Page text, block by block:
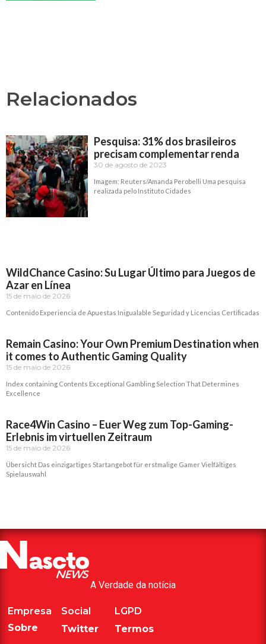
Relacionados
Pesquisa: 31% dos brasileiros
precisam complementar renda
30 de agosto de 2023
Imagem: Reuters/Amanda Perobelli Uma pesquisa
realizada pelo Instituto Cidades
WildChance Casino: Su Lugar Último para Juegos de
Azar en Línea
15 de maio de 2026
Contenido Experiencia de Apuestas Inigualable Seguridad y Licencias Certificadas
Remain Casino: Your Own Premium Destination when
it comes to Authentic Gaming Quality
15 de maio de 2026
Index containing Contents Exceptional Gambling Selection That Determines
Excellence
Race4Win Casino – Euer Weg zum Top-Gaming-
Erlebnis im virtuellen Zeitraum
15 de maio de 2026
Übersicht Das einzigartiges Startangebot für erstmalige Gamer Vielfältiges
Spielauswahl
A Verdade da notícia
Empresa
Sobre
Social
Twitter
LGPD
Termos